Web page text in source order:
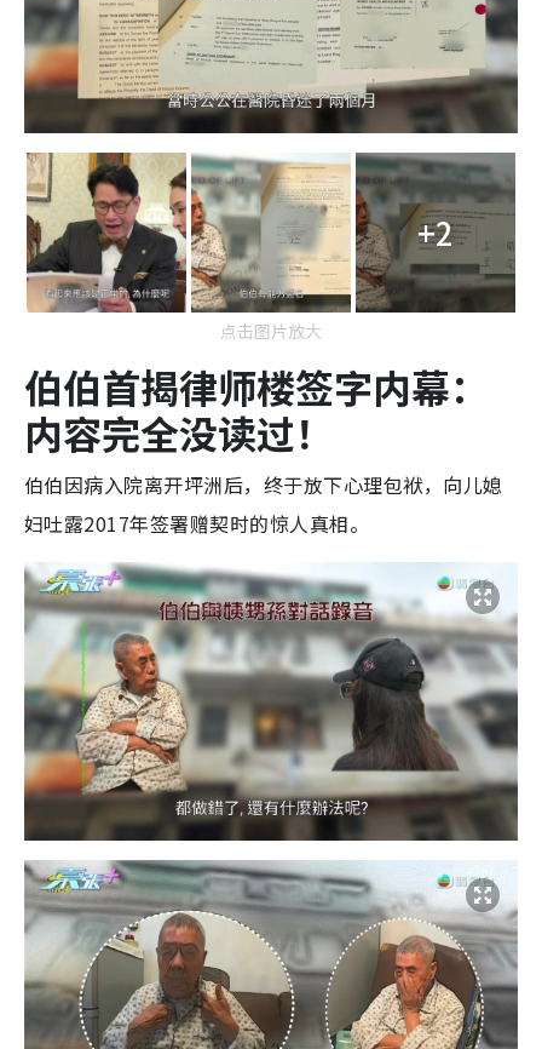
+2
点击图片放大
伯伯首揭律师楼签字内幕：
内容完全没读过！
伯伯因病入院离开坪洲后，终于放下心理包袱，向儿媳
妇吐露2017年签署赠契时的惊人真相。